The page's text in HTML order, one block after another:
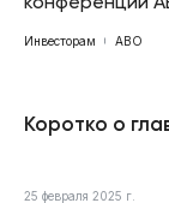
Инвесторам АВО
Коротко о
25 февраля 2025 г.